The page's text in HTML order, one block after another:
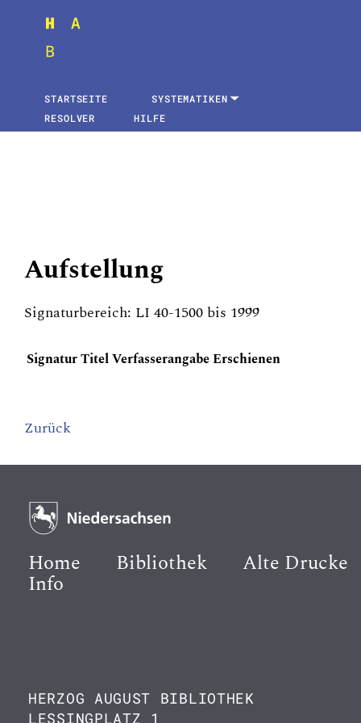
STARTSEITE
SYSTEMATIKEN
RESOLVER
HILFE
Aufstellung
Signaturbereich: LI 40-1500 bis 1999
SignaturTitelVerfasserangabeErschienen
Zurück
Home Bibliothek Alte Drucke
Info
HERZOG AUGUST BIBLIOTHEK
LESSINGPLATZ 1